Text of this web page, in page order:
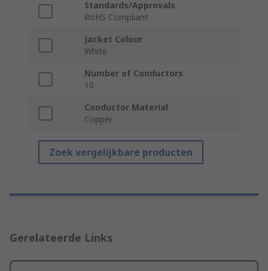
Standards/Approvals
RoHS Compliant
Jacket Colour
White
Number of Conductors
10
Conductor Material
Copper
Zoek vergelijkbare producten
Gerelateerde Links